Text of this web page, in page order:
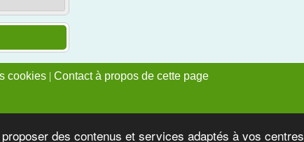
des contenus et services adaptés à vos centres
cookies | Contact à propos de cette page